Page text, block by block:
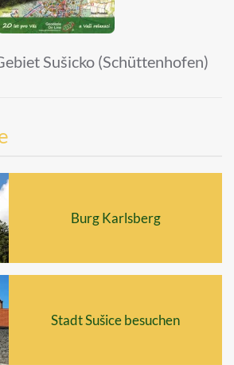
Sušicko (Schüttenhofen)
Burg Karlsberg
Stadt Sušice besuchen